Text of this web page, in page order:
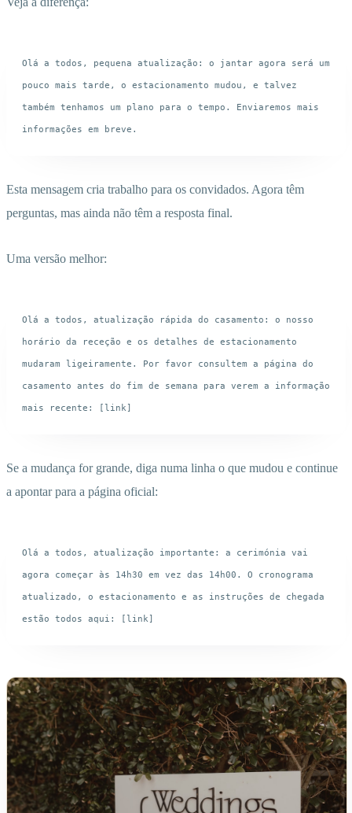
Olá a todos, pequena atualização: o jantar agora será um
pouco mais tarde, o estacionamento mudou, e talvez
também tenhamos um plano para o tempo. Enviaremos mais
Esta mensagem cria trabalho para os convidados. Agora têm
perguntas, mas ainda não têm a resposta final.
Uma versão melhor:
Olá a todos, atualização rápida do casamento: o nosso
horário da receção e os detalhes de estacionamento
mudaram ligeiramente. Por favor consultem a página do
casamento antes do fim de semana para verem a informação
Se a mudança for grande, diga numa linha o que mudou e continue
a apontar para a página oficial:
Olá a todos, atualização importante: a cerimónia vai
agora começar às 14h30 em vez das 14h00. O cronograma
atualizado, o estacionamento e as instruções de chegada